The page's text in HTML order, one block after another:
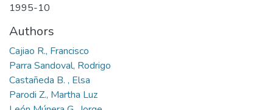
1995-10
Authors
Cajiao R., Francisco
Parra Sandoval, Rodrigo
Castañeda B. , Elsa
Parodi Z., Martha Luz